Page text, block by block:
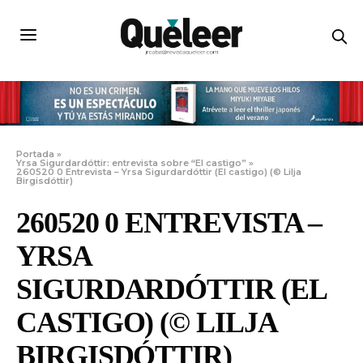
Portada »
Yrsa Sigurdardóttir: entrevista sobre “El castigo” »
260520 0 Entrevista – Yrsa Sigurdardóttir (El castigo) (© Lilja
Birgisdóttir)
260520 0 ENTREVISTA –
YRSA
SIGURDARDÓTTIR (EL
CASTIGO) (© LILJA
BIRGISDÓTTIR)